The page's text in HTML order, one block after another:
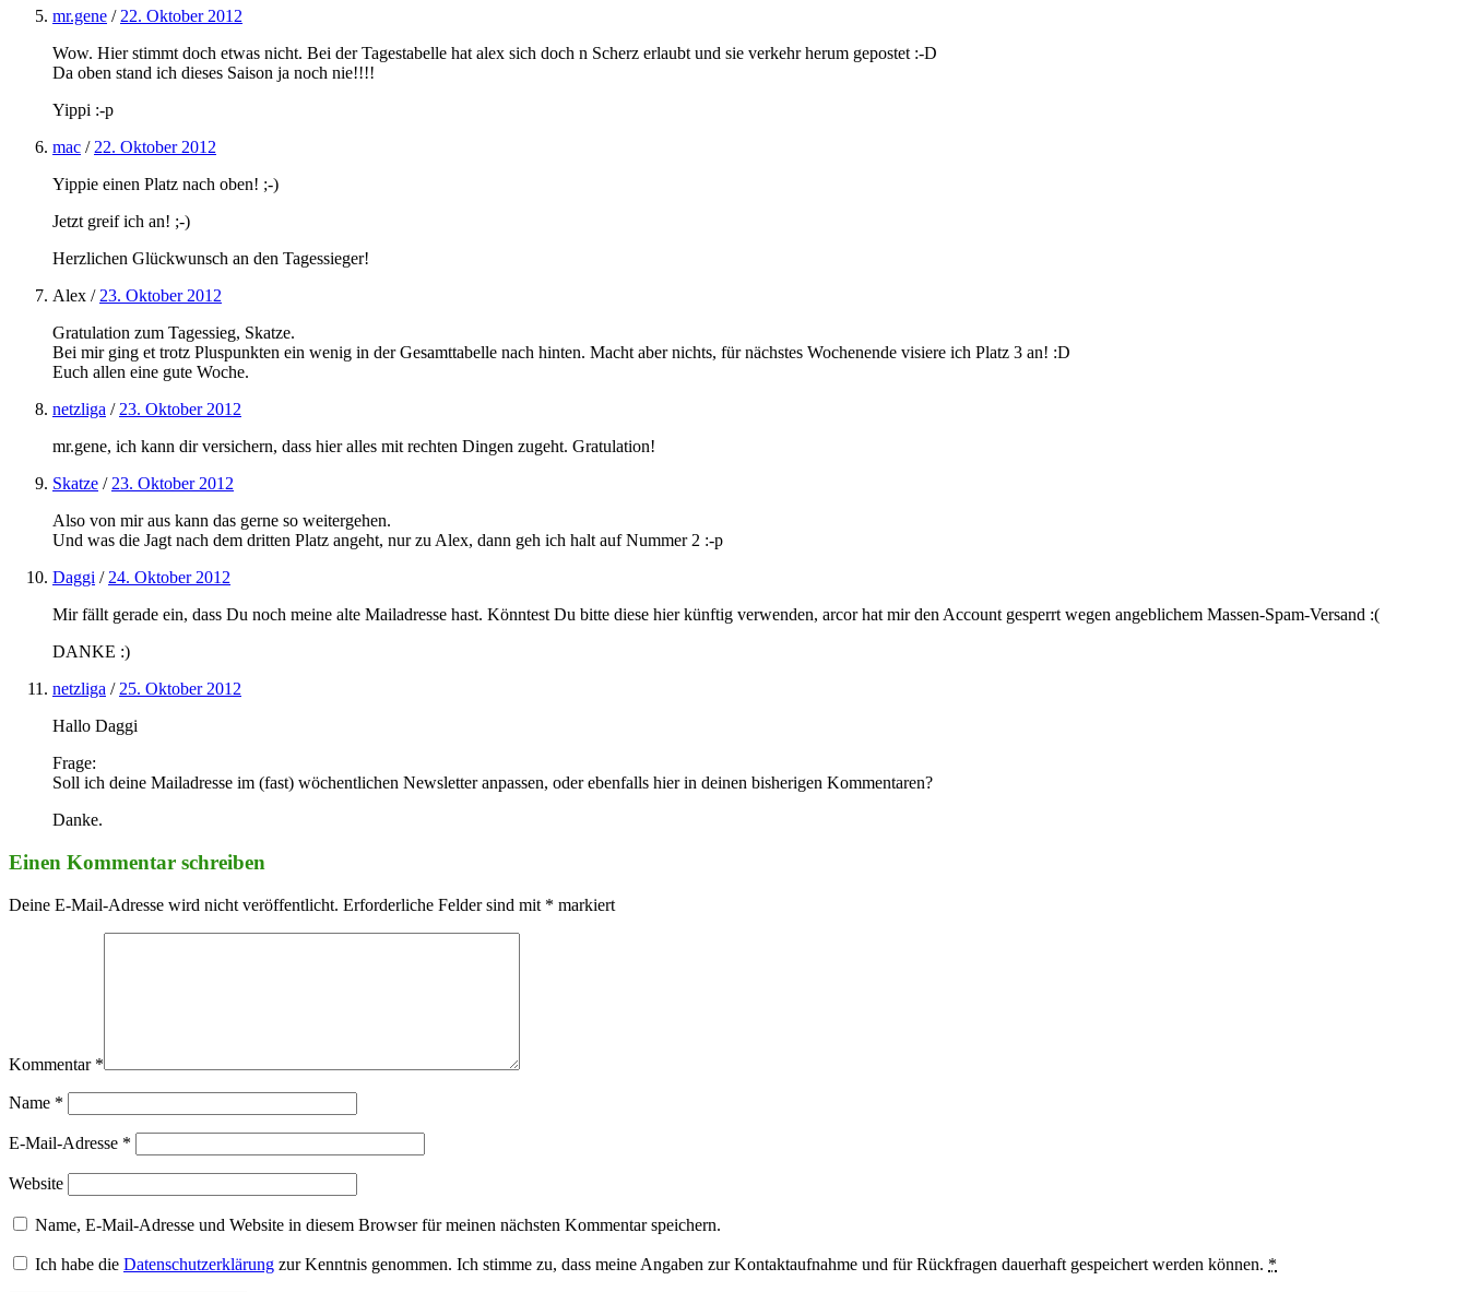
mr.gene / 22. Oktober 2012
Wow. Hier stimmt doch etwas nicht. Bei der Tagestabelle hat alex sich doch n Scherz erlaubt und sie verkehr herum gepostet :-D
Da oben stand ich dieses Saison ja noch nie!!!!
Yippi :-p
mac / 22. Oktober 2012
Yippie einen Platz nach oben! ;-)
Jetzt greif ich an! ;-)
Herzlichen Glückwunsch an den Tagessieger!
Alex / 23. Oktober 2012
Gratulation zum Tagessieg, Skatze.
Bei mir ging et trotz Pluspunkten ein wenig in der Gesamttabelle nach hinten. Macht aber nichts, für nächstes Wochenende visiere ich Platz 3 an! :D
Euch allen eine gute Woche.
netzliga / 23. Oktober 2012
mr.gene, ich kann dir versichern, dass hier alles mit rechten Dingen zugeht. Gratulation!
Skatze / 23. Oktober 2012
Also von mir aus kann das gerne so weitergehen.
Und was die Jagt nach dem dritten Platz angeht, nur zu Alex, dann geh ich halt auf Nummer 2 :-p
Daggi / 24. Oktober 2012
Mir fällt gerade ein, dass Du noch meine alte Mailadresse hast. Könntest Du bitte diese hier künftig verwenden, arcor hat mir den Account gesperrt wegen angeblichem Massen-Spam-Versand :(
DANKE :)
netzliga / 25. Oktober 2012
Hallo Daggi
Frage:
Soll ich deine Mailadresse im (fast) wöchentlichen Newsletter anpassen, oder ebenfalls hier in deinen bisherigen Kommentaren?
Danke.
Einen Kommentar schreiben
Deine E-Mail-Adresse wird nicht veröffentlicht. Erforderliche Felder sind mit * markiert
Kommentar *
Name *
E-Mail-Adresse *
Website
Name, E-Mail-Adresse und Website in diesem Browser für meinen nächsten Kommentar speichern.
Ich habe die Datenschutzerklärung zur Kenntnis genommen. Ich stimme zu, dass meine Angaben zur Kontaktaufnahme und für Rückfragen dauerhaft gespeichert werden können. *